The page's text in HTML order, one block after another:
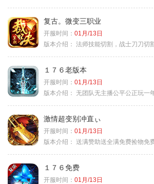
复古。微变三职业
开服时间： 01月/13日
版本介绍： 法师技能切割，战士刀刀切割，道
１７６老版本
开服时间： 01月/13日
版本介绍： 无团队无主播公平公正玩一
激情超变别冲直ぃ
开服时间： 01月/13日
版本介绍： 送满赞助送全满免费捡物免
１７６免费
开服时间： 01月/13日